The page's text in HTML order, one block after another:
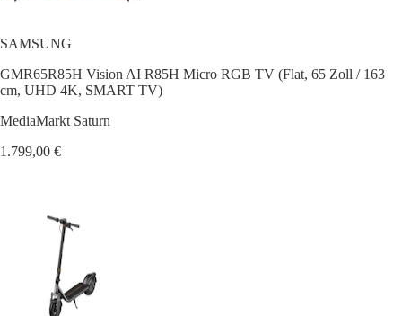
SAMSUNG
GMR65R85H Vision AI R85H Micro RGB TV (Flat, 65 Zoll / 163
cm, UHD 4K, SMART TV)
MediaMarkt Saturn
1.799,00 €